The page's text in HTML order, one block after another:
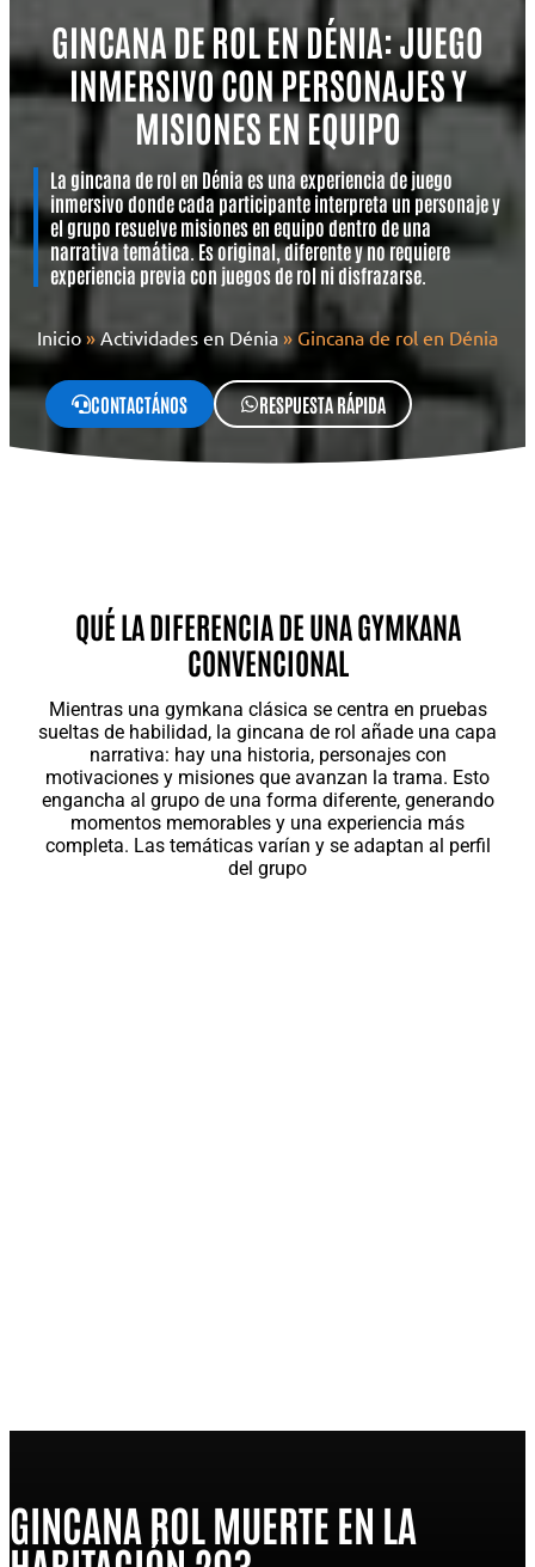
GINCANA DE ROL EN DÉNIA: JUEGO
INMERSIVO CON PERSONAJES Y
MISIONES EN EQUIPO
La gincana de rol en Dénia es una experiencia de juego
inmersivo donde cada participante interpreta un personaje y
el grupo resuelve misiones en equipo dentro de una
narrativa temática. Es original, diferente y no requiere
experiencia previa con juegos de rol ni disfrazarse.
Inicio »Actividades en Dénia » Gincana de rol en Dénia
CONTACTÁNOS RESPUESTA RÁPIDA
QUÉ LA DIFERENCIA DE UNA GYMKANA
CONVENCIONAL
Mientras una gymkana clásica se centra en pruebas
sueltas de habilidad, la gincana de rol añade una capa
narrativa: hay una historia, personajes con
motivaciones y misiones que avanzan la trama. Esto
engancha al grupo de una forma diferente, generando
momentos memorables y una experiencia más
completa. Las temáticas varían y se adaptan al perfil
del grupo
GINCANA ROL MUERTE EN LA